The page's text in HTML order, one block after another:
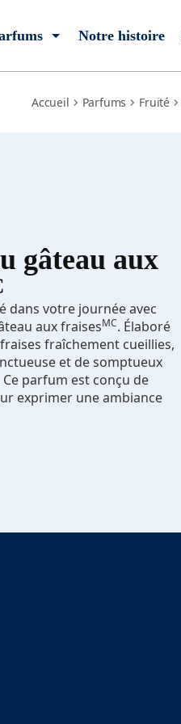
Notre histoire
Accueil Parfums Fruité
gâteau aux
dans votre journée avec
aux fraisesMC. Élaboré
fraîchement cueillies,
et de somptueux
parfum est conçu de
exprimer une ambiance